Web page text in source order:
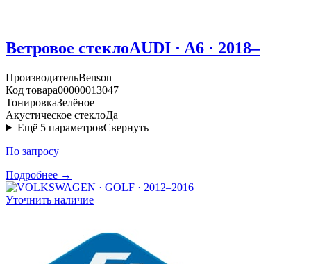
Ветровое стеклоAUDI · A6 · 2018–
ПроизводительBenson
Код товара00000013047
ТонировкаЗелёное
Акустическое стеклоДа
Ещё 5 параметровСвернуть
По запросу
Подробнее →
Уточнить наличие